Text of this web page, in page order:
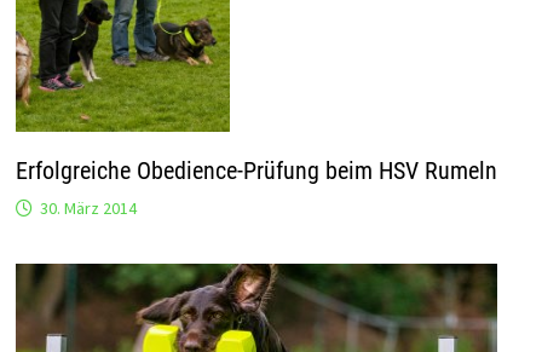
Erfolgreiche Obedience-Prüfung beim HSV Rumeln
30. März 2014